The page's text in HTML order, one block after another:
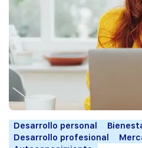
Desarrollo personal
Desarrollo profesional